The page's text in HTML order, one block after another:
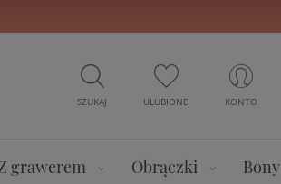
SZUKAJ ULUBIONE KONTO
grawerem Obrączki Bony